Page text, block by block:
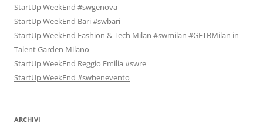
StartUp WeekEnd #swgenova
StartUp WeekEnd Bari #swbari
StartUp WeekEnd Fashion & Tech Milan #swmilan #GFTBMilan in
Talent Garden Milano
StartUp WeekEnd Reggio Emilia #swre
StartUp WeekEnd #swbenevento
ARCHIVI